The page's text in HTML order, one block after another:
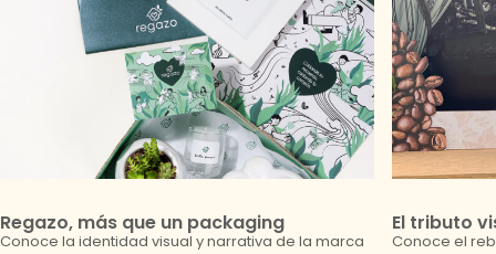
Regazo, más que un packaging
Conoce la identidad visual y narrativa de la marca
El tributo
Conoce el